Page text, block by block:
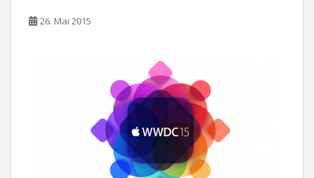
26. Mai 2015